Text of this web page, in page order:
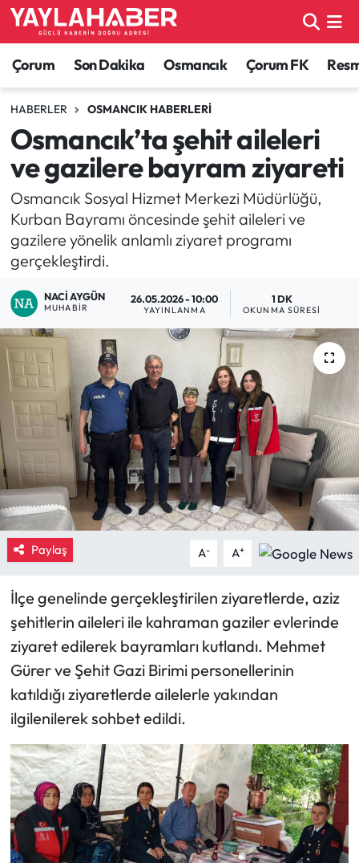
Çorum Son Dakika Osmancık Çorum FK
HABERLER OSMANCIK HABERLERI
Osmancık’ta şehit aileleri
ve gazilere bayram ziyareti
Osmancık Sosyal Hizmet Merkezi Müdürlüğü,
Kurban Bayramı öncesinde şehit aileleri ve
gazilere yönelik anlamlı ziyaret programı
gerçekleştirdi.
NACI AYGÜN
MUHABIR
26.05.2026 - 10:00
YAYINLANMA
1 DK
OKUNMA SÜRESI
Paylaş A- A+
İlçe genelinde gerçekleştirilen ziyaretlerde, aziz
şehitlerin aileleri ile kahraman gaziler evlerinde
ziyaret edilerek bayramları kutlandı. Mehmet
Gürer ve Şehit Gazi Birimi personellerinin
katıldığı ziyaretlerde ailelerle yakından
ilgilenilerek sohbet edildi.
Alaca Haberleri
Bayat Haberleri
Bilgi - Keşfet Haberleri
Bilim ve Teknoloji
Boğazkale Haberleri
Çorum Haberleri
Çorum Son Dakika Haberleri
Dodurga Haberleri
Eğitim
Ekonomi
Güncel
İskilip Haberleri
Kargı Haberleri
Kimdir?
Kültür Sanat
Laçin Haberleri
Magazin
Mecitözü Haberleri
Oğuzlar Haberleri
Ortaköy Haberleri
Çorum Nöbetçi Eczaneler
Çorum Hava Durumu
Çorum Namaz Vakitleri
Çorum Trafik Yoğunluk Haritası
TFF 1.Lig Puan Durumu ve Fikstür
Tüm Manşetler
Son Dakika Haberleri
Haber Arşivi